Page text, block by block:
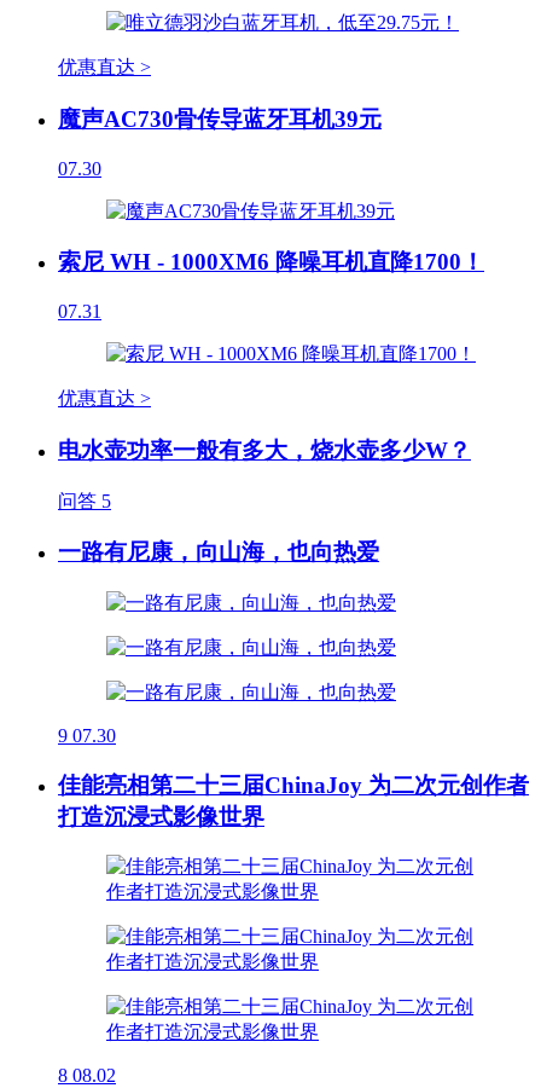
优惠直达 >
魔声AC730骨传导蓝牙耳机39元
07.30
索尼 WH - 1000XM6 降噪耳机直降1700！
07.31
优惠直达 >
电水壶功率一般有多大，烧水壶多少W？
问答 5
一路有尼康，向山海，也向热爱
9 07.30
佳能亮相第二十三届ChinaJoy 为二次元创作者
打造沉浸式影像世界
8 08.02